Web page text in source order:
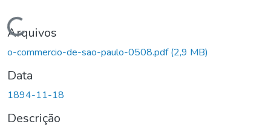
Carregando...
Arquivos
o-commercio-de-sao-paulo-0508.pdf(2,9 MB)
Data
1894-11-18
Descrição